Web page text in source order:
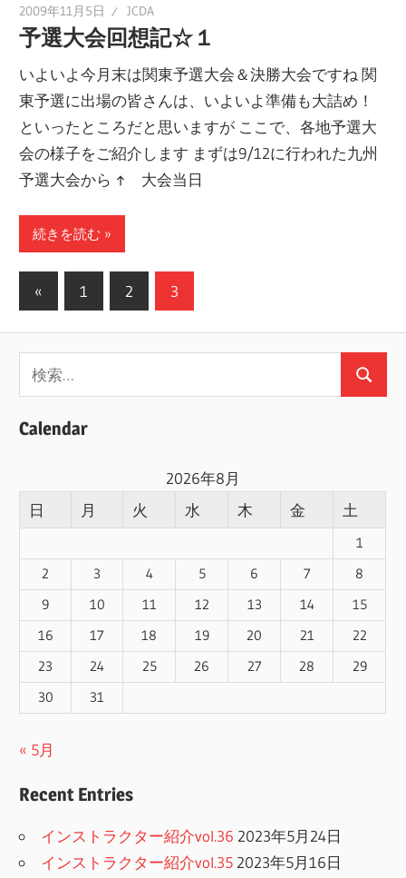
2009年11月5日 JCDA
予選大会回想記☆１
いよいよ今月末は関東予選大会＆決勝大会ですね 関
東予選に出場の皆さんは、いよいよ準備も大詰め！
といったところだと思いますが ここで、各地予選大
会の様子をご紹介します まずは9/12に行われた九州
予選大会から ↑ 大会当日
続きを読む
投
の
ペ
ー
送
り
«
の
事
1 2 3
索:
検
Calendar
2026年8月
日
月 火 水 木 金 土
1
2
3 4 5 6 7
8
9
10 11 12 13 14
15
16
17 18 19 20 21
22
23
24 25 26 27 28
29
30
31
« 5月
Recent Entries
インストラクター紹介vol.36 2023年5月24日
インストラクター紹介vol.35 2023年5月16日